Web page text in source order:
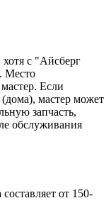
с "Айсберг
Место
Если
мастер может
запчасть,
обслуживания
от 150-